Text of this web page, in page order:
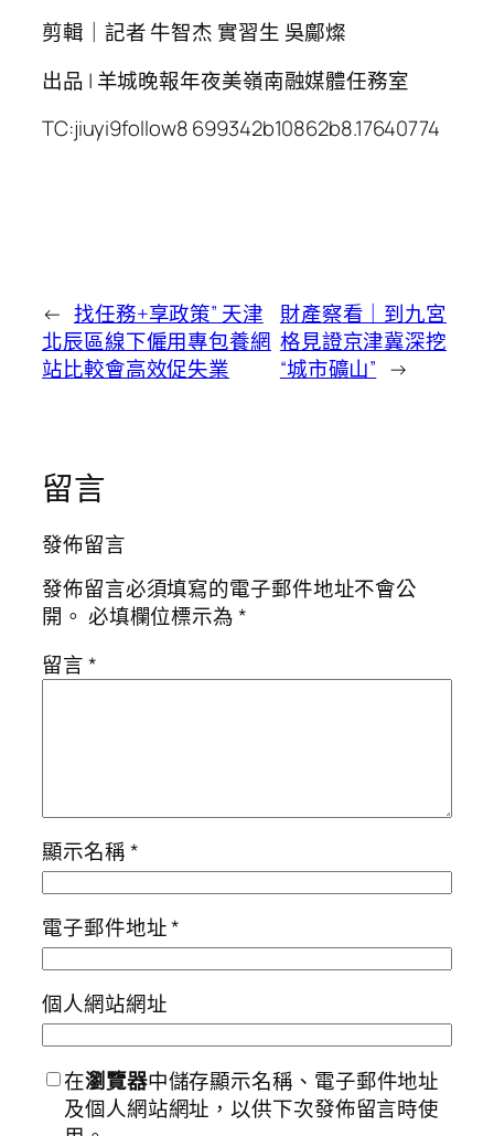
剪輯｜記者 牛智杰 實習生 吳鄺燦
出品 | 羊城晚報年夜美嶺南融媒體任務室
TC:jiuyi9follow8 699342b10862b8.17640774
← 找任務+享政策” 天津
北辰區線下僱用專包養網
站比較會高效促失業
財產察看｜到九宮
格見證京津冀深挖
“城市礦山” →
留言
發佈留言
發佈留言必須填寫的電子郵件地址不會公
開。 必填欄位標示為*
留言*
顯示名稱*
電子郵件地址*
個人網站網址
在瀏覽器中儲存顯示名稱、電子郵件地址
及個人網站網址，以供下次發佈留言時使